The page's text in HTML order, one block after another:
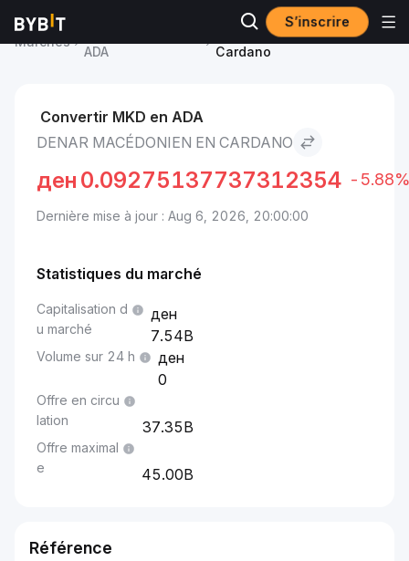
S’inscrire
Marchés
ADA
Denar macédonien to
Cardano
Convertir MKD en ADA
DENAR MACÉDONIEN EN CARDANO
ден 0.09275137737312354 -5.88%
Dernière mise à jour : Aug 6, 2026, 20:00:00
Statistiques du marché
Capitalisation d
u marché
7.54B
Volume sur 24 h
0
Offre en circu
lation
37.35B
Offre maximal
e
45.00B
Référence